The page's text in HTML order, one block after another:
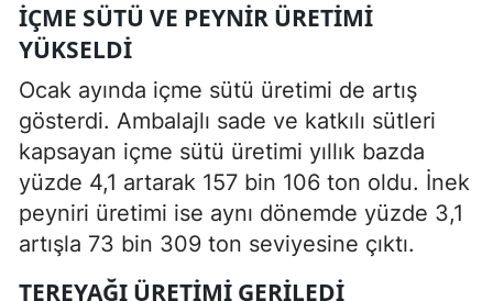
İÇME SÜTÜ VE PEYNIR ÜRETIMI
YÜKSELDI
Ocak ayında içme sütü üretimi de artış
gösterdi. Ambalajlı sade ve katkılı sütleri
kapsayan içme sütü üretimi yıllık bazda
yüzde 4,1 artarak 157 bin 106 ton oldu. İnek
peyniri üretimi ise aynı dönemde yüzde 3,1
artışla 73 bin 309 ton seviyesine çıktı.
TEREYAĞI ÜRETIMI GERILEDI